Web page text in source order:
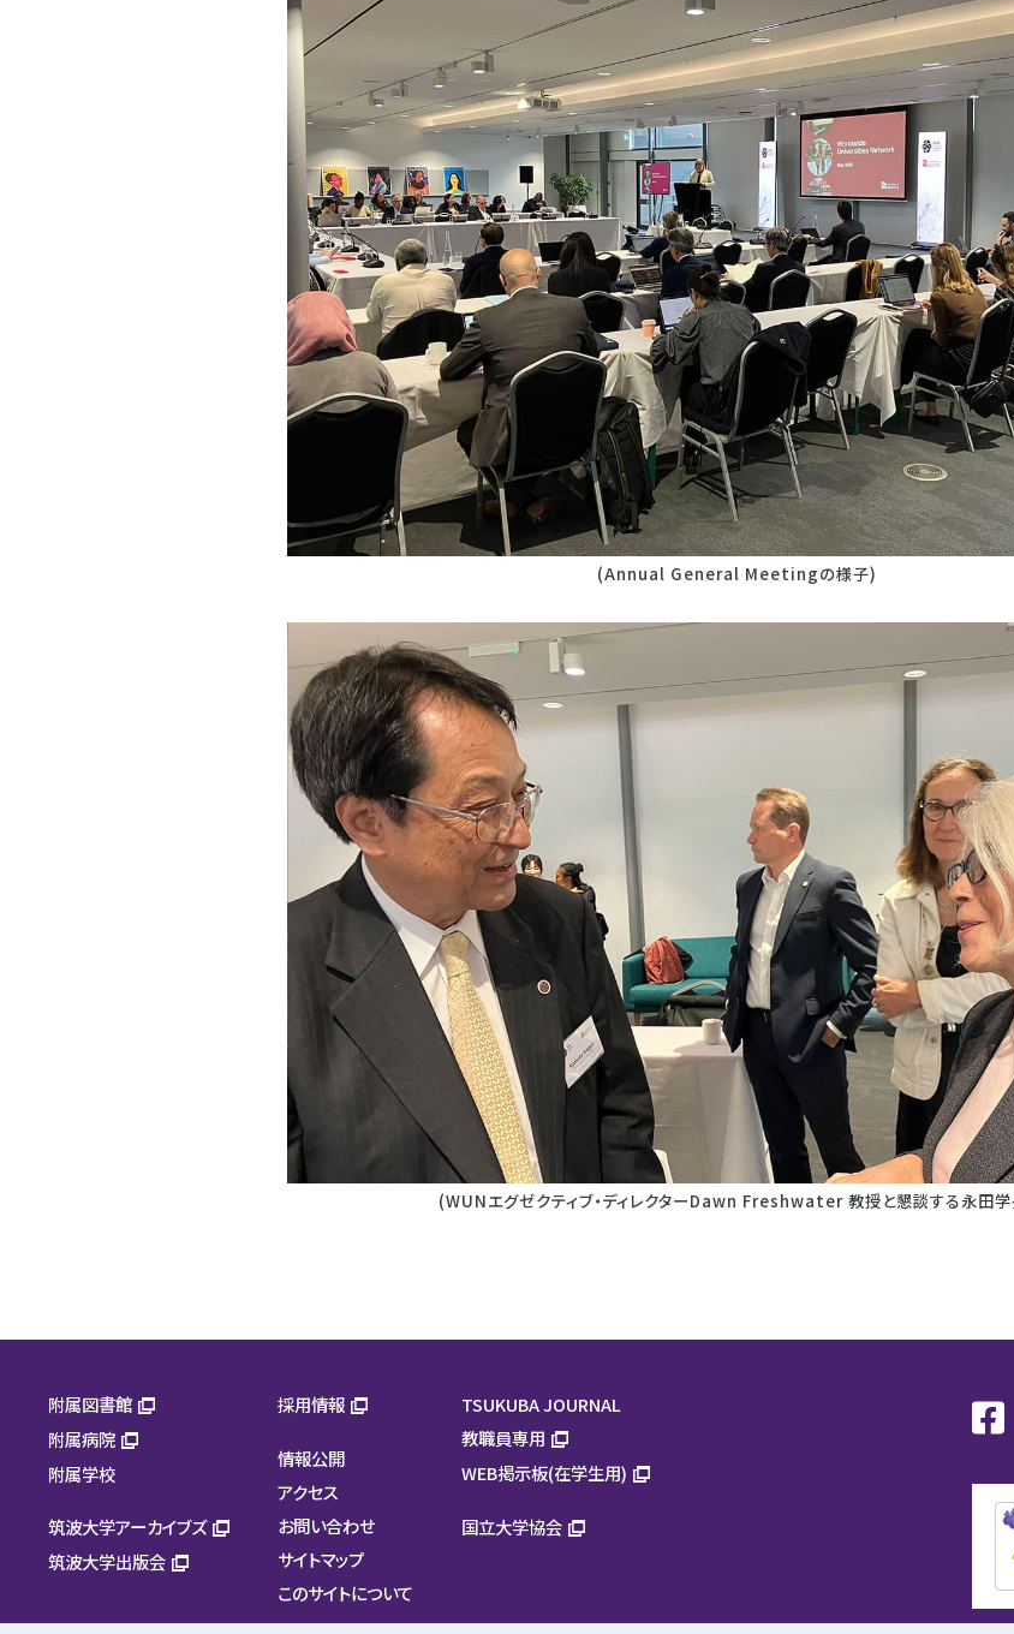
(Annual General Meetingの様子)
(WUNエグゼクティブ・ディレクターDawn Freshwater 教授と懇談する永田
附属図書館
附属病院
附属学校
筑波大学アーカイブズ
筑波大学出版会
採用情報
情報公開
アクセス
お問い合わせ
サイトマップ
このサイトについて
TSUKUBA JOURNAL
教職員専用
WEB掲示板(在学生用)
国立大学協会